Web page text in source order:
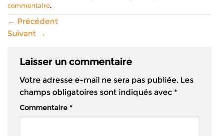
commentaire.
← Précédent
Suivant →
Laisser un commentaire
Votre adresse e-mail ne sera pas publiée. Les
champs obligatoires sont indiqués avec *
Commentaire *